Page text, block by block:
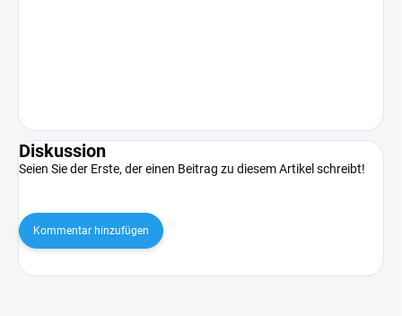
Diskussion
Seien Sie der Erste, der einen Beitrag zu diesem Artikel schreibt!
Kommentar hinzufügen